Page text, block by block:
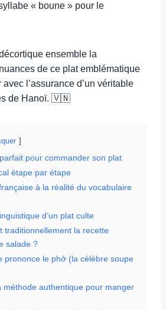
« boune » pour le
ensemble la
de ce plat emblématique
l’assurance d’un véritable
de Hanoï. 🇻🇳
pour commander son plat
étape par étape
à la réalité du vocabulaire
d’un plat culte
traditionnellement la recette
salade ?
prononce le phở (la célèbre soupe
méthode authentique pour manger